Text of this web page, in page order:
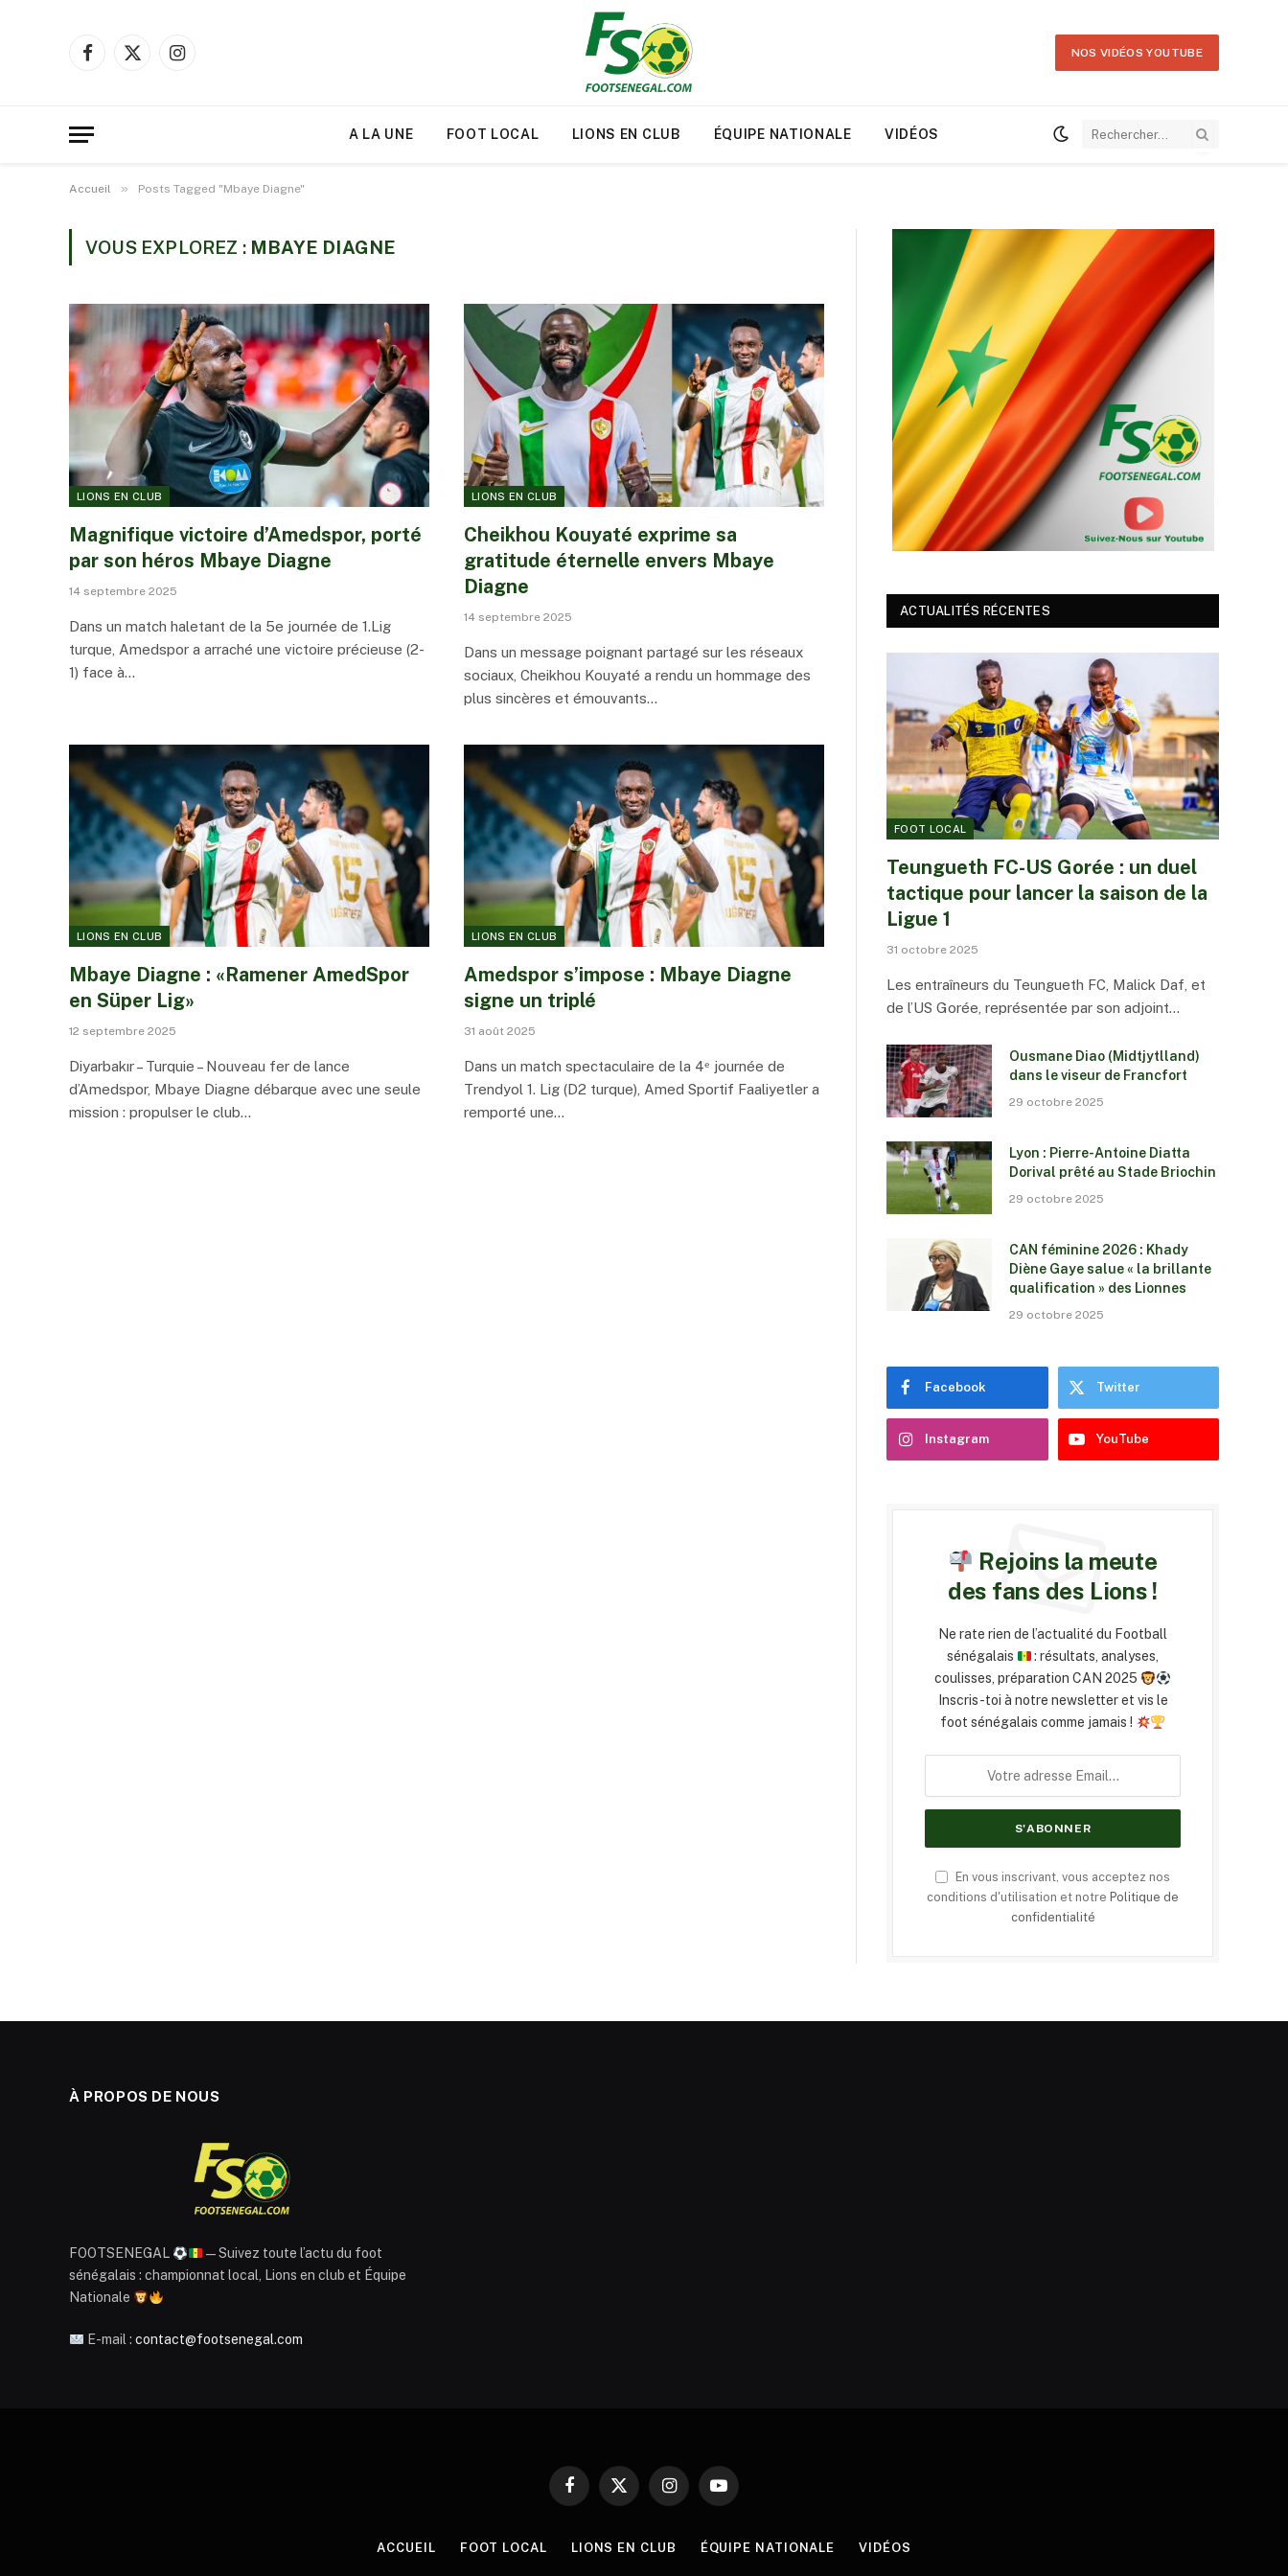
Facebook
X
Instagram
NOS VIDÉOS YOUTUBE
A LA UNE FOOT LOCAL LIONS EN CLUB ÉQUIPE NATIONALE VIDÉOS
Accueil » Posts Tagged "Mbaye Diagne"
VOUS EXPLOREZ : MBAYE DIAGNE
LIONS EN CLUB
Magnifique victoire d’Amedspor, porté
par son héros Mbaye Diagne
14 septembre 2025
Dans un match haletant de la 5e journée de 1.Lig
turque, Amedspor a arraché une victoire précieuse (2-
1) face à…
LIONS EN CLUB
Cheikhou Kouyaté exprime sa
gratitude éternelle envers Mbaye
Diagne
14 septembre 2025
Dans un message poignant partagé sur les réseaux
sociaux, Cheikhou Kouyaté a rendu un hommage des
plus sincères et émouvants…
LIONS EN CLUB
Mbaye Diagne : «Ramener AmedSpor
en Süper Lig»
12 septembre 2025
Diyarbakır – Turquie – Nouveau fer de lance
d’Amedspor, Mbaye Diagne débarque avec une seule
mission : propulser le club…
LIONS EN CLUB
Amedspor s’impose : Mbaye Diagne
signe un triplé
31 août 2025
Dans un match spectaculaire de la 4ᵉ journée de
Trendyol 1. Lig (D2 turque), Amed Sportif Faaliyetler a
remporté une…
ACTUALITÉS RÉCENTES
FOOT LOCAL
Teungueth FC-US Gorée : un duel
tactique pour lancer la saison de la
Ligue 1
31 octobre 2025
Les entraîneurs du Teungueth FC, Malick Daf, et
de l’US Gorée, représentée par son adjoint…
Ousmane Diao (Midtjytlland)
dans le viseur de Francfort
29 octobre 2025
Lyon : Pierre-Antoine Diatta
Dorival prêté au Stade Briochin
29 octobre 2025
CAN féminine 2026 : Khady
Diène Gaye salue « la brillante
qualification » des Lionnes
29 octobre 2025
Facebook Twitter
Instagram YouTube
Rejoins la meute
des fans des Lions !
Ne rate rien de l’actualité du Football
sénégalais
: résultats, analyses,
coulisses, préparation CAN 2025
Inscris-toi à notre newsletter et vis le
foot sénégalais comme jamais !
En vous inscrivant, vous acceptez nos
conditions d'utilisation et notre Politique de
confidentialité
À PROPOS DE NOUS
FOOTSENEGAL
— Suivez toute l’actu du foot
sénégalais : championnat local, Lions en club et Équipe
Nationale
E-mail : contact@footsenegal.com
Facebook
X
InstagramYouTube
ACCUEIL FOOT LOCAL LIONS EN CLUB ÉQUIPE NATIONALE VIDÉOS